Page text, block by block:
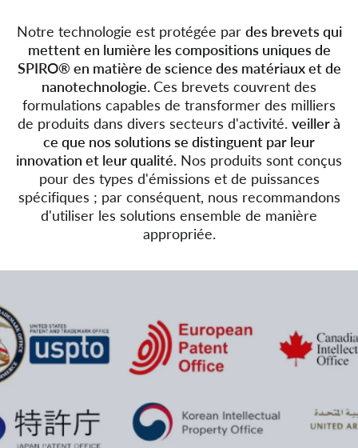
Notre technologie est protégée par des brevets qui
mettent en lumière les compositions uniques de
SPIRO® en matière de science des matériaux et de
nanotechnologie.Ces brevets couvrent des
formulations capables de transformer des milliers
de produits dans divers secteurs d'activité. veiller à
ce que nos solutions se distinguent par leur
innovation et leur qualité. Nos produits sont conçus
pour des types d'émissions et de puissances
spécifiques ; par conséquent, nous recommandons
d'utiliser les solutions ensemble de manière
appropriée.